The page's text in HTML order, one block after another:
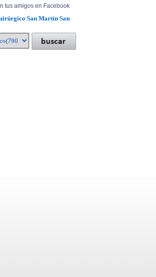
San Martín San
tus amigos en Facebook